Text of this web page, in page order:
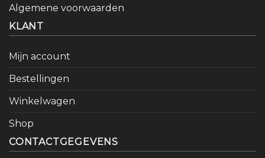
Algemene voorwaarden
KLANT
Mijn account
Bestellingen
Winkelwagen
Shop
CONTACTGEGEVENS